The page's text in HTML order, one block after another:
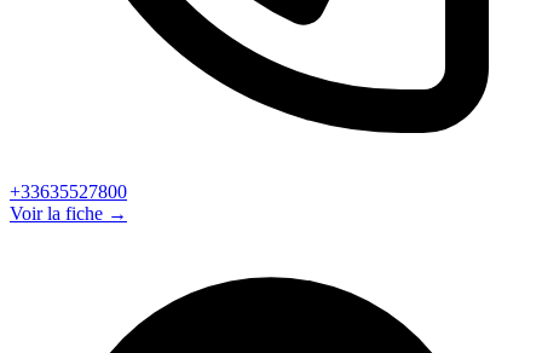
+33635527800
Voir la fiche →